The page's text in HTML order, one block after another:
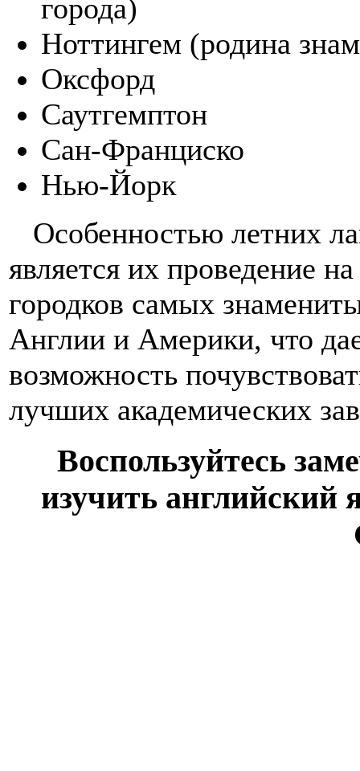
города)
Ноттингем (родина
Оксфорд
Саутгемптон
Сан-Франциско
Нью-Йорк
Особенностью летних
является их проведение
городков самых
Англии и Америки, что
возможность
лучших академических
Воспользуйтесь
изучить английский